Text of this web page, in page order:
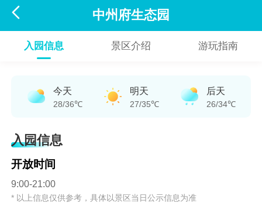
 中州府生态园
入园信息 景区介绍 游玩指南
今天
28/36℃
明天
27/35℃
后天
26/34℃
入园信息
开放时间
9:00-21:00
* 以上信息仅供参考，具体以景区当日公示信息为准